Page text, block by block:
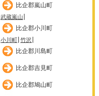
比企郡嵐山町
武蔵嵐山
比企郡小川町
小川町 竹沢
比企郡川島町
比企郡吉見町
比企郡鳩山町